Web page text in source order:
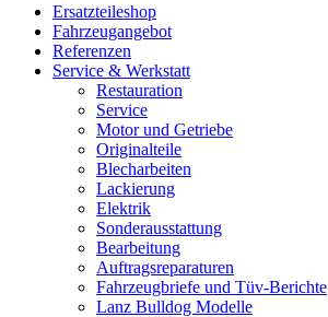
Ersatzteileshop
Fahrzeugangebot
Referenzen
Service & Werkstatt
Restauration
Service
Motor und Getriebe
Originalteile
Blecharbeiten
Lackierung
Elektrik
Sonderausstattung
Bearbeitung
Auftragsreparaturen
Fahrzeugbriefe und Tüv-Berichte
Lanz Bulldog Modelle